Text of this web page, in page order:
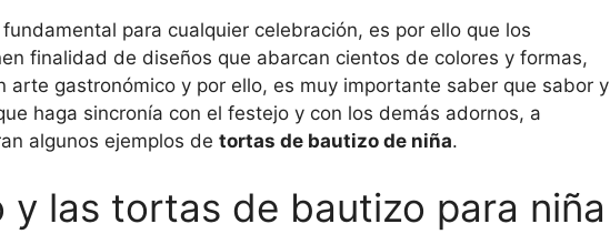
para cualquier celebración, es por ello que los
finalidad de diseños que abarcan cientos de colores y formas,
arte gastronómico y por ello, es muy importante saber que sabor y
haga sincronía con el festejo y con los demás adornos, a
algunos ejemplos de tortas de bautizo de niña.
y las tortas de bautizo para niña